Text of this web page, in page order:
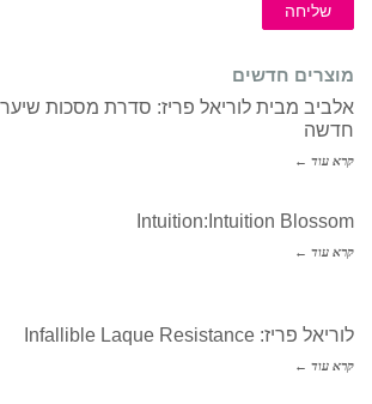
שליחה
מוצרים חדשים
אלביב מבית לוריאל פריז: סדרת מסכות שיער
חדשה
קרא עוד ←
Intuition:Intuition Blossom
קרא עוד ←
לוריאל פריז: Infallible Laque Resistance
קרא עוד ←